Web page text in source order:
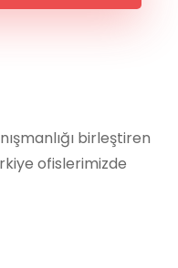
birleştiren
ofislerimizde